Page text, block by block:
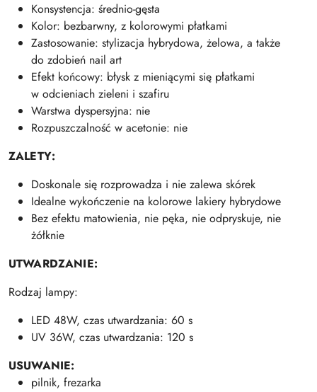
Konsystencja: średnio-gęsta
Kolor: bezbarwny, z kolorowymi płatkami
Zastosowanie: stylizacja hybrydowa, żelowa, a także
do zdobień nail art
Efekt końcowy: błysk z mieniącymi się płatkami
w odcieniach zieleni i szafiru
Warstwa dyspersyjna: nie
Rozpuszczalność w acetonie: nie
ZALETY:
Doskonale się rozprowadza i nie zalewa skórek
Idealne wykończenie na kolorowe lakiery hybrydowe
Bez efektu matowienia, nie pęka, nie odpryskuje, nie
żółknie
UTWARDZANIE:
Rodzaj lampy:
LED 48W, czas utwardzania: 60 s
UV 36W, czas utwardzania: 120 s
USUWANIE:
pilnik, frezarka